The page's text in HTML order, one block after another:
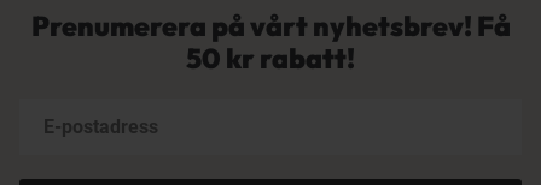
Prenumerera på vårt nyhetsbrev! Få
50 kr rabatt!